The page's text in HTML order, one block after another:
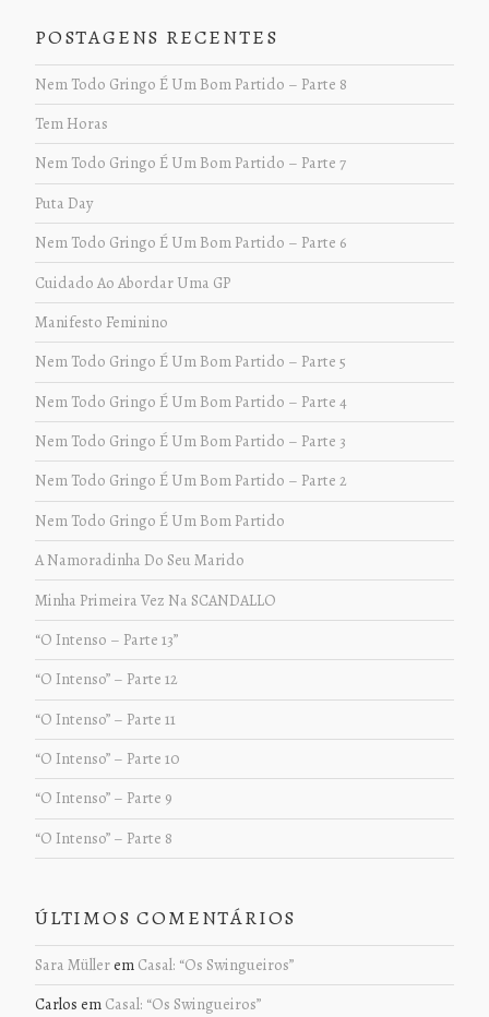
POSTAGENS RECENTES
Nem Todo Gringo É Um Bom Partido – Parte 8
Tem Horas
Nem Todo Gringo É Um Bom Partido – Parte 7
Puta Day
Nem Todo Gringo É Um Bom Partido – Parte 6
Cuidado Ao Abordar Uma GP
Manifesto Feminino
Nem Todo Gringo É Um Bom Partido – Parte 5
Nem Todo Gringo É Um Bom Partido – Parte 4
Nem Todo Gringo É Um Bom Partido – Parte 3
Nem Todo Gringo É Um Bom Partido – Parte 2
Nem Todo Gringo É Um Bom Partido
A Namoradinha Do Seu Marido
Minha Primeira Vez Na SCANDALLO
“O Intenso – Parte 13”
“O Intenso” – Parte 12
“O Intenso” – Parte 11
“O Intenso” – Parte 10
“O Intenso” – Parte 9
“O Intenso” – Parte 8
ÚLTIMOS COMENTÁRIOS
Sara Müllerem Casal: “Os Swingueiros”
Carlos em Casal: “Os Swingueiros”